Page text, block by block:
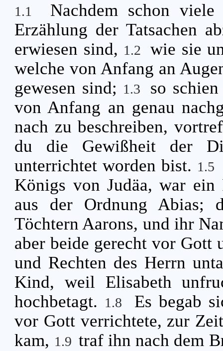
1.1
Nachdem schon
Erzählung der Tatsachen
erwiesen sind, 1.2
wie sie
welche von Anfang an
gewesen sind; 1.3
so
von Anfang an genau
nach zu beschreiben,
du die Gewißheit der
unterrichtet worden bist. 1.5
Königs von Judäa, war ein
aus der Ordnung Abias;
Töchtern Aarons, und ihr
aber beide gerecht vor Gott
und Rechten des Herrn
Kind, weil Elisabeth
hochbetagt. 1.8
Es begab
vor Gott verrichtete, zur
kam, 1.9 traf ihn nach dem